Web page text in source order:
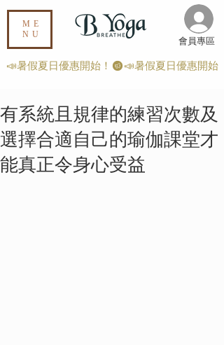
ME
NU
​會員專區
📣暑假夏日優惠開始！
有系統且規律的練習次數及
選擇合適自己的瑜伽課堂才
能真正令身心受益